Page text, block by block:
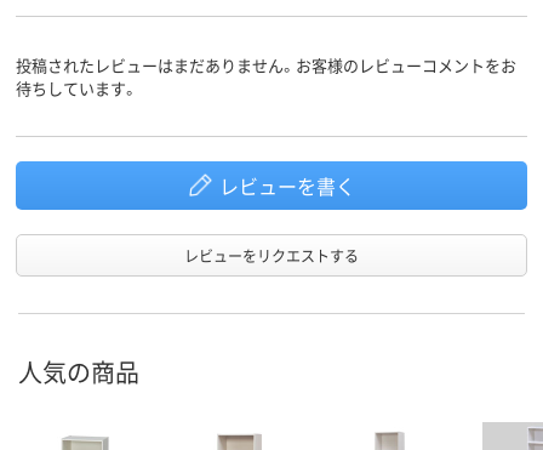
投稿されたレビューはまだありません。お客様のレビューコメントをお
待ちしています。
レビューを書く
レビューをリクエストする
人気の商品